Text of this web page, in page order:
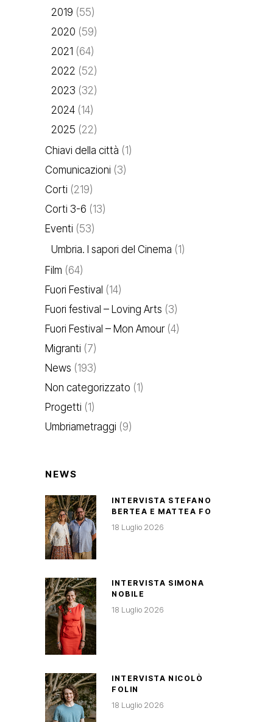
2019 (55)
2020 (59)
2021 (64)
2022 (52)
2023 (32)
2024 (14)
2025 (22)
Chiavi della città (1)
Comunicazioni (3)
Corti (219)
Corti 3-6 (13)
Eventi (53)
Umbria. I sapori del Cinema (1)
Film (64)
Fuori Festival (14)
Fuori festival – Loving Arts (3)
Fuori Festival – Mon Amour(4)
Migranti (7)
News (193)
Non categorizzato (1)
Progetti (1)
Umbriametraggi (9)
NEWS
INTERVISTA STEFANO
BERTEA E MATTEA FO
18 Luglio 2026
INTERVISTA SIMONA
NOBILE
18 Luglio 2026
INTERVISTA NICOLÒ
FOLIN
18 Luglio 2026